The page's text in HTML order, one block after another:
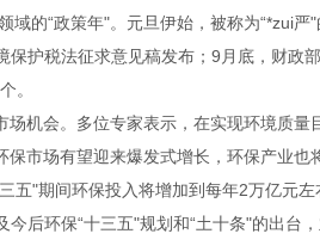
域的“政策年"。元旦伊始，被称为“*zui
保护税法征求意见稿发布；9月底，财政
。
场机会。多位专家表示，在实现环境质
市场有望迎来爆发式增长，环保产业也
五"期间环保投入将增加到每年2万亿元
今后环保“十三五"规划和“土十条"的出台